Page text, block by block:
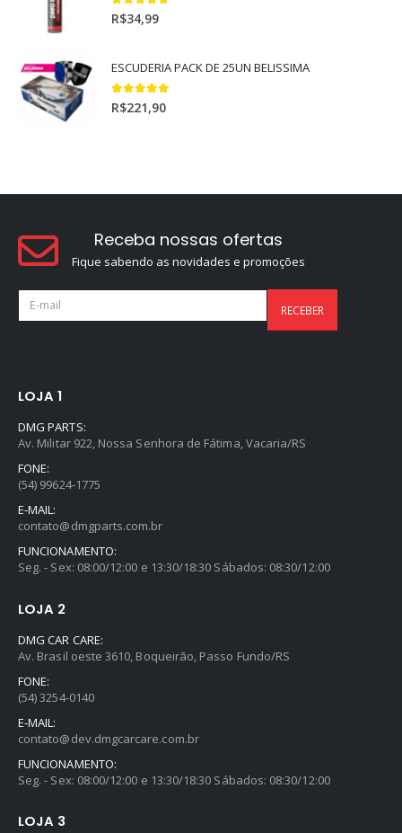
5.00out of 5
R$34,99
ESCUDERIA PACK DE 25UN BELISSIMA
5.00out of 5
R$221,90
Receba nossas ofertas
Fique sabendo as novidades e promoções
LOJA 1
DMG PARTS:
Av. Militar 922, Nossa Senhora de Fátima, Vacaria/RS
FONE:
(54) 99624-1775
E-MAIL:
contato@dmgparts.com.br
FUNCIONAMENTO:
Seg. - Sex: 08:00/12:00 e 13:30/18:30 Sábados: 08:30/12:00
LOJA 2
DMG CAR CARE:
Av. Brasil oeste 3610, Boqueirão, Passo Fundo/RS
FONE:
(54) 3254-0140
E-MAIL:
contato@dev.dmgcarcare.com.br
FUNCIONAMENTO:
Seg. - Sex: 08:00/12:00 e 13:30/18:30 Sábados: 08:30/12:00
LOJA 3